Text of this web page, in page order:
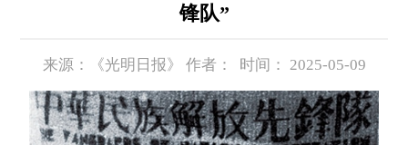
锋队”
来源：《光明日报》 作者： 时间： 2025-05-09